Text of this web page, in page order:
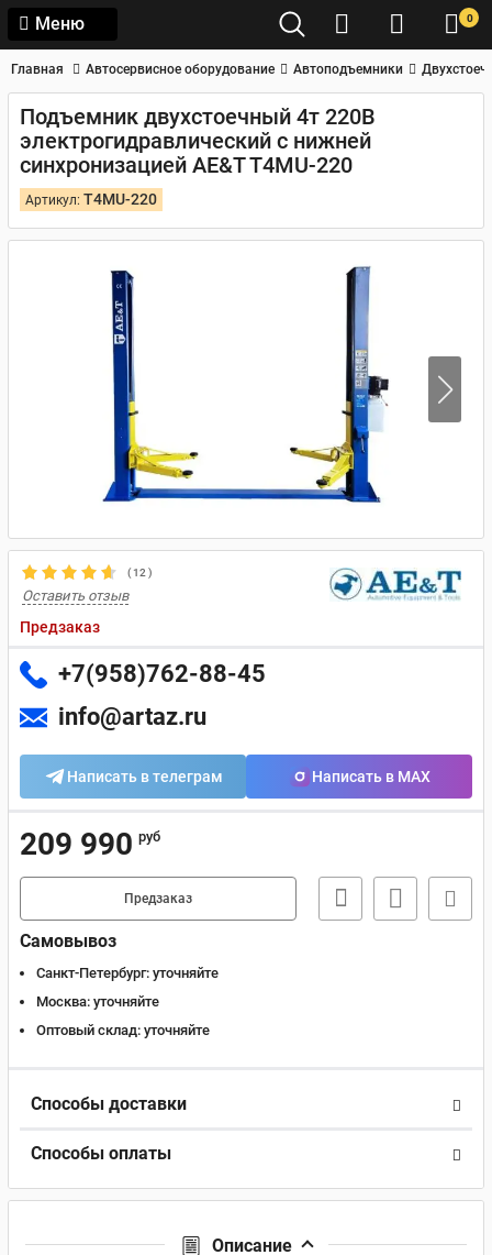
Меню 0
Главная Автосервисное оборудование Автоподъемники
Подъемник двухстоечный 4т 220В
электрогидравлический с нижней
синхронизацией AE&T T4MU-220
Артикул: T4MU-220
(12 )
Оставить отзыв
Предзаказ
+7(958)762-88-45
info@artaz.ru
Написать в телеграм Написать в MAX
209 990 руб
Предзаказ
Самовывоз
Санкт-Петербург: уточняйте
Москва: уточняйте
Оптовый склад: уточняйте
Способы доставки
Способы оплаты
Описание